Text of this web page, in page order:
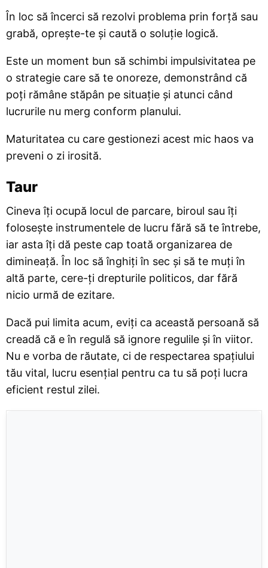
În loc să încerci să rezolvi problema prin forță sau
grabă, oprește-te și caută o soluție logică.
Este un moment bun să schimbi impulsivitatea pe
o strategie care să te onoreze, demonstrând că
poți rămâne stăpân pe situație și atunci când
lucrurile nu merg conform planului.
Maturitatea cu care gestionezi acest mic haos va
preveni o zi irosită.
Taur
Cineva îți ocupă locul de parcare, biroul sau îți
folosește instrumentele de lucru fără să te întrebe,
iar asta îți dă peste cap toată organizarea de
dimineață. În loc să înghiți în sec și să te muți în
altă parte, cere-ți drepturile politicos, dar fără
nicio urmă de ezitare.
Dacă pui limita acum, eviți ca această persoană să
creadă că e în regulă să ignore regulile și în viitor.
Nu e vorba de răutate, ci de respectarea spațiului
tău vital, lucru esențial pentru ca tu să poți lucra
eficient restul zilei.